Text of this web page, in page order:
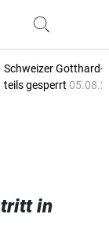
Schweizer Gotthard-
teils gesperrt
tritt in